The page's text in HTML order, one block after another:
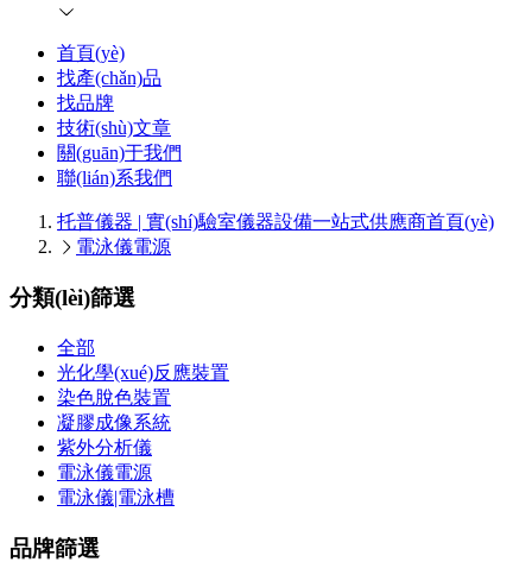
首頁(yè)
找產(chǎn)品
找品牌
技術(shù)文章
關(guān)于我們
聯(lián)系我們
托普儀器 | 實(shí)驗室儀器設備一站式供應商首頁(yè)
電泳儀電源
分類(lèi)篩選
全部
光化學(xué)反應裝置
染色脫色裝置
凝膠成像系統
紫外分析儀
電泳儀電源
電泳儀|電泳槽
品牌篩選